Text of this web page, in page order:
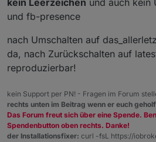
kein Leerzeichen und auch kein
und fb-presence
nach Umschalten auf
da, nach Zurückschalten auf
reproduzierbar!
kein Support per PN! - Fragen im Forum
rechts unten im Beitrag wenn er euch
Das Forum freut sich über eine Spende.
Spendenbutton oben rechts. Danke!
der Installationsfixer: curl -fsL https://